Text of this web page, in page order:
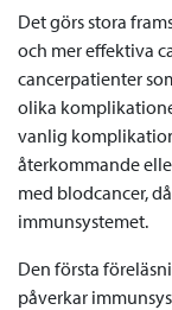
Det görs stora
och mer effektiva
cancerpatienter
olika
vanlig
återkommande
med blodcancer,
immunsystemet.
Den första
påverkar